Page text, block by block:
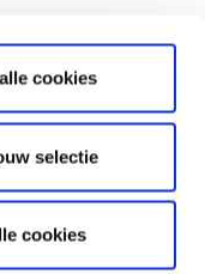
cookies
selectie
cookies